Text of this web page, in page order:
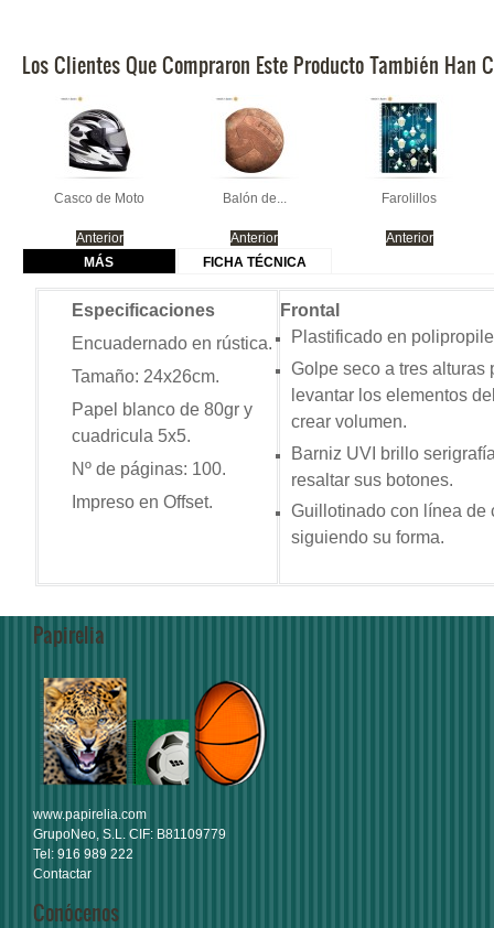
Los Clientes Que Compraron Este Producto También Han
Casco de Moto
Anterior
Balón de...
Anterior
Farolillos
Anterior
MÁS
FICHA TÉCNICA
Especificaciones
Encuadernado en rústica.
Tamaño: 24x26cm.
Papel blanco de 80gr y
cuadricula 5x5.
Nº de páginas: 100.
Impreso en Offset.
Frontal
Plastificado en
Golpe seco a tres alturas
levantar los elementos
crear volumen.
Barniz UVI brillo
resaltar sus botones.
Guillotinado con línea de
siguiendo su forma.
Papirelia
www.papirelia.com
GrupoNeo, S.L. CIF: B81109779
Tel: 916 989 222
Contactar
Conócenos